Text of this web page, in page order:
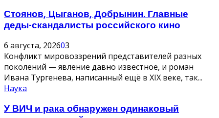
Стоянов, Цыганов, Добрынин. Главные
деды-скандалисты российского кино
6 августа, 202603
Конфликт мировоззрений представителей разных
поколений — явление давно известное, и роман
Ивана Тургенева, написанный ещё в XIX веке, так...
Наука
У ВИЧ и рака обнаружен одинаковый